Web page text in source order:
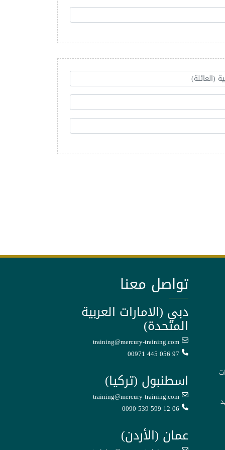
تواصل معنا
دبي (الامارات العربية
المتحدة)
training@mercury-training.com
00971 445 056 97
اسطنبول (تركيا)
training@mercury-training.com
0090 539 599 12 06
عمان (الأردن)